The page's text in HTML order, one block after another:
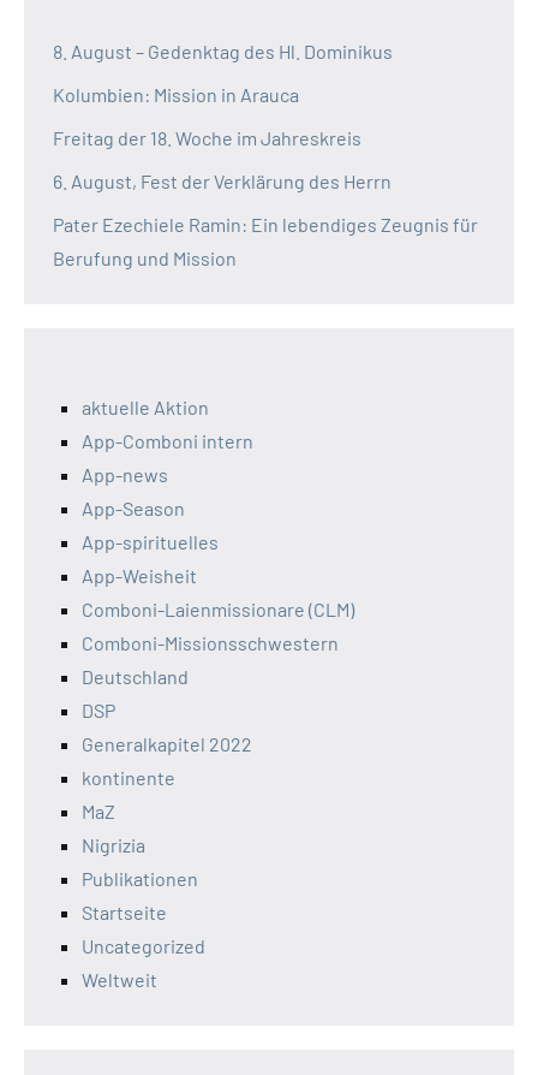
8. August – Gedenktag des Hl. Dominikus
Kolumbien: Mission in Arauca
Freitag der 18. Woche im Jahreskreis
6. August, Fest der Verklärung des Herrn
Pater Ezechiele Ramin: Ein lebendiges Zeugnis für
Berufung und Mission
aktuelle Aktion
App-Comboni intern
App-news
App-Season
App-spirituelles
App-Weisheit
Comboni-Laienmissionare (CLM)
Comboni-Missionsschwestern
Deutschland
DSP
Generalkapitel 2022
kontinente
MaZ
Nigrizia
Publikationen
Startseite
Uncategorized
Weltweit